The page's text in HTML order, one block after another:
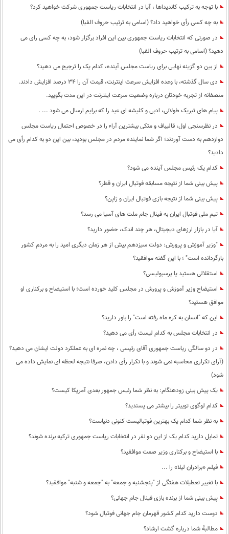
با توجه به ترکیب کاندیداها ، آیا در انتخابات ریاست جمهوری شرکت خواهید کرد؟
به چه کسی رأی خواهید داد؟ (اسامی به ترتیب حروف الفبا)
در صورتی که انتخابات ریاست جمهوری بین این افراد برگزار شود، به چه کسی رای می
دهید؟ (اسامی به ترتیب حروف الفبا)
از بین دو گزینه نهایی برای ریاست مجلس آینده، کدام یک را ترجیح می دهید؟
دی سال گذشته، با وعده افزایش سرعت اینترنت، قیمت آن را 34 درصد افزایش دادند.
منصفانه از تجربه خودتان درباره وضعیت سرعت اینترنت در این مدت بگویید.
پیام های تبریک طولانی، ادبی و کلیشه ای عید را که برایم ارسال می شود ... .
در نظرسنجی اول، قالیباف و متکی بیشترین آراء را در خصوص احتمال ریاست مجلس
دوازدهم به دست آوردند؛ اگر شما نماینده مردم در مجلس بودید، بین این دو به کدام رأی می
دادید؟
کدام یک رئیس مجلس آینده می شود؟
پیش بینی شما از نتیجه مسابقه فوتبال ایران و قطر؟
پیش بینی شما از نتیجه بازی فوتبال ایران و ژاپن؟
تیم ملی فوتبال ایران به فینال جام ملت های آسیا می رسد؟
آیا در بازار ارزهای دیجیتال، هر چند اندک، حضور دارید؟
"وزیر آموزش و پرورش: دولت سیزدهم بیش از هر زمان دیگری امید را به مردم کشور
بازگردانده است" ؛ با این گفته موافقید؟
استقلالی هستید یا پرسپولیسی؟
استیضاح وزیر آموزش و پرورش در مجلس کلید خورده است؛ با استیضاح و برکناری او
موافق هستید؟
این که "انسان به کره ماه رفته است" را باور دارید؟
در انتخابات مجلس به کدام لیست رأی می دهید؟
در دو سالگی ریاست جمهوری آقای رئیسی ، چه نمره ای به عملکرد دولت ایشان می دهید؟
(آرای تکراری محاسبه نمی شوند و با تکرار رأی دادن، صرفا نتیجه لحظه ای نمایش داده می
شود)
یک پیش بینی زودهنگام: به نظر شما رئیس جمهور بعدی آمریکا کیست؟
کدام لوگوی توییتر را بیشتر می پسندید؟
به نظر شما کدام یک بهترین فوتبالیست کنونی دنیاست؟
تمایل دارید کدام یک از این دو نفر در انتخابات ریاست جمهوری ترکیه برنده شوند؟
با استیضاح و برکناری وزیر صمت موافقید؟
فیلم «برادران لیلا» را ...
با تغییر تعطیلات هفتگی از "پنجشنبه و جمعه" به "جمعه و شنبه" موافقید؟
پیش بینی شما از برنده بازی فینال جام جهانی؟
دوست دارید کدام کشور قهرمان جام جهانی فوتبال شود؟
مطالبۀ شما درباره گشت ارشاد؟